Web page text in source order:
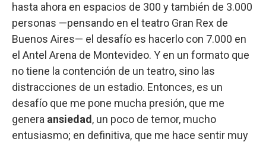
hasta ahora en espacios de 300 y también de 3.000
personas —pensando en el teatro Gran Rex de
Buenos Aires— el desafío es hacerlo con 7.000 en
el Antel Arena de Montevideo. Y en un formato que
no tiene la contención de un teatro, sino las
distracciones de un estadio. Entonces, es un
desafío que me pone mucha presión, que me
genera ansiedad, un poco de temor, mucho
entusiasmo; en definitiva, que me hace sentir muy